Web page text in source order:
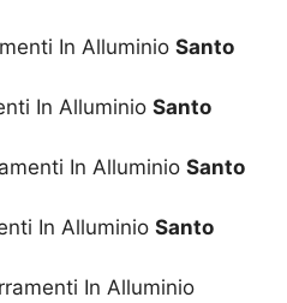
In Alluminio Santo
In Alluminio Santo
In Alluminio Santo
In Alluminio Santo
In Alluminio